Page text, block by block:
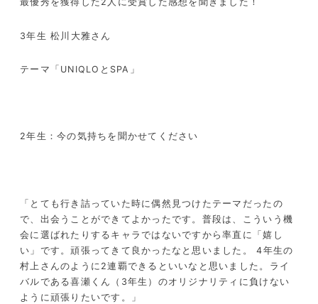
3年生 松川大雅さん
テーマ「UNIQLOとSPA」
2年生：今の気持ちを聞かせてください
「とても行き詰っていた時に偶然見つけたテーマだったの
で、出会うことができてよかったです。普段は、こういう機
会に選ばれたりするキャラではないですから率直に「嬉し
い」です。頑張ってきて良かったなと思いました。 4年生の
村上さんのように2連覇できるといいなと思いました。ライ
バルである喜瀬くん（3年生）のオリジナリティに負けない
ように頑張りたいです。」